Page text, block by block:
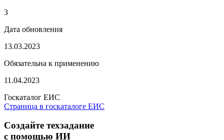
3
Дата обновления
13.03.2023
Обязательна к применению
11.04.2023
Госкаталог ЕИС
Страница в госкаталоге ЕИС
Создайте техзадание
с помощью ИИ